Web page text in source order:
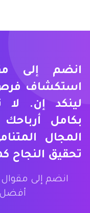
انضم إلى
استكشاف فرص
لينكد إن. لا
بكامل
المجال
تحقيق النجاح
انضم إلى
أفضل